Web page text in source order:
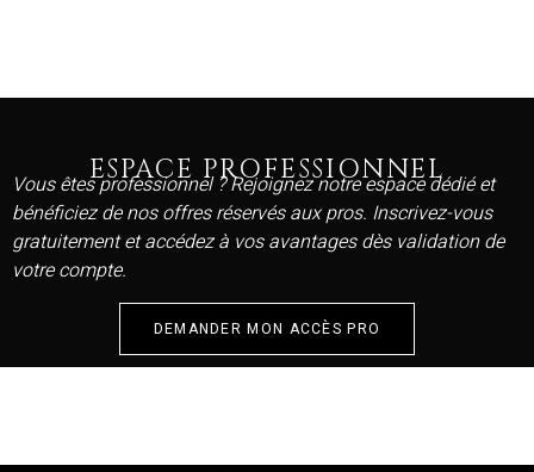
ESPACE PROFESSIONNEL
Vous êtes professionnel ? Rejoignez notre espace dédié et
bénéficiez de nos offres réservés aux pros. Inscrivez-vous
gratuitement et accédez à vos avantages dès validation de
votre compte.
DEMANDER MON ACCÈS PRO